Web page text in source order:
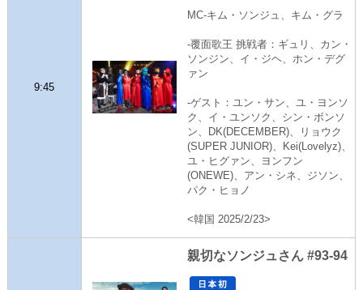
9:45
MC-キム・ソンジュ、キム・グラ
-覆面歌王 挑戦者：ギュリ、カン・
ソンジン、イ・ジヘ、ホン・デグ
ァン
-ゲスト：ユン・サン、ユ・ヨンソ
ク、イ・ユンソク、シン・ボンソ
ン、DK(DECEMBER)、リョウク
(SUPER JUNIOR)、Kei(Lovelyz)、
ユ・ヒグァン、ヨンフン
(ONEWE)、アン・シネ、ジソン、
パク・ヒョノ
<韓国 2025/2/23>
親切なソンジュさん #93-94